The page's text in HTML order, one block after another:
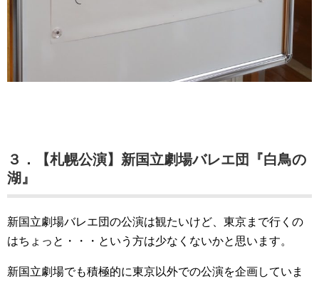
３．【札幌公演】新国立劇場バレエ団『白鳥の
湖』
新国立劇場バレエ団の公演は観たいけど、東京まで行くの
はちょっと・・・という方は少なくないかと思います。
新国立劇場でも積極的に東京以外での公演を企画していま